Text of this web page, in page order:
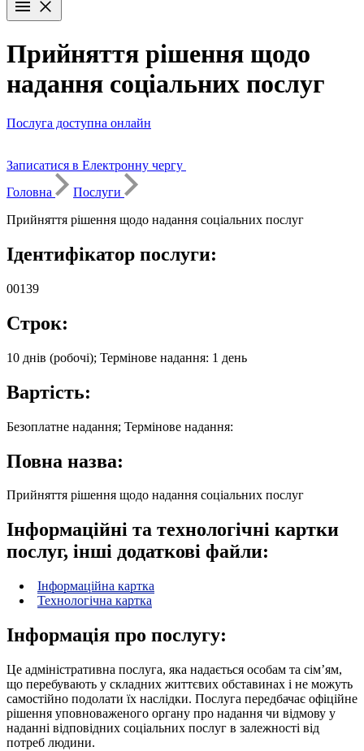
Прийняття рішення щодо
надання соціальних послуг
Послуга доступна онлайн
Записатися в Електронну чергу
Головна
Послуги
Прийняття рішення щодо надання соціальних послуг
Ідентифікатор послуги:
00139
Строк:
10 днів (робочі); Термінове надання: 1 день
Вартість:
Безоплатне надання; Термінове надання:
Повна назва:
Прийняття рішення щодо надання соціальних послуг
Інформаційні та технологічні картки
послуг, інші додаткові файли:
Інформаційна картка
Технологічна картка
Інформація про послугу:
Це адміністративна послуга, яка надається особам та сім’ям,
що перебувають у складних життєвих обставинах і не можуть
самостійно подолати їх наслідки. Послуга передбачає офіційне
рішення уповноваженого органу про надання чи відмову у
наданні відповідних соціальних послуг в залежності від
потреб людини.